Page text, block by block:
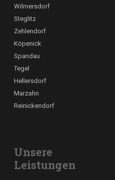
Wilmersdorf
Steglitz
Zehlendorf
Köpenick
Spandau
Tegel
Hellersdorf
Marzahn
Reinickendorf
Unsere
Leistungen